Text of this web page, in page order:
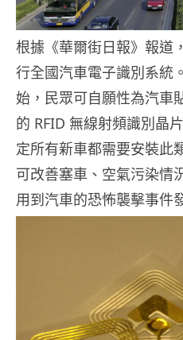
根據《華爾街日報》報道
行全國汽車電子識別系統
始，民眾可自願性為汽車
的 RFID 無線射頻識別晶
定所有新車都需要安裝此
可改善塞車、空氣污染情
用到汽車的恐怖襲擊事件